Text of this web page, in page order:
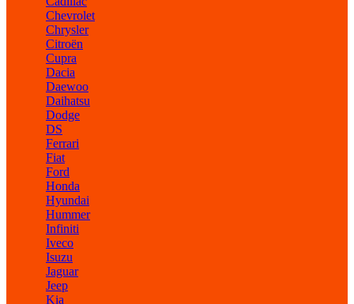
Chevrolet
Chrysler
Citroën
Cupra
Dacia
Daewoo
Daihatsu
Dodge
DS
Ferrari
Fiat
Ford
Honda
Hyundai
Hummer
Infiniti
Iveco
Isuzu
Jaguar
Jeep
Kia